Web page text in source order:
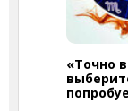
«Точно